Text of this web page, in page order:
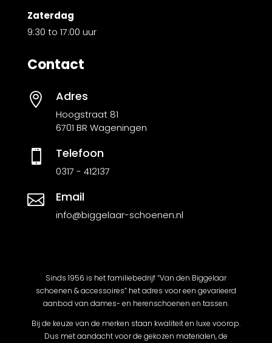
Zaterdag
9:30 to 17:00 uur
Contact
 Adres
Hoogstraat 81
6701 BR Wageningen
 Telefoon
0317 - 412137
 Email
info@biggelaar-schoenen.nl
Sinds 1956 is het familiebedrijf “Van den Biggelaar
schoenen & accessoires” het adres voor een gevarieerd
aanbod van dames- en herenschoenen en tassen.
Bij de keuze van de merken staan kwaliteit en luxe voorop.
Dus met aandacht voor de gekozen materialen, de